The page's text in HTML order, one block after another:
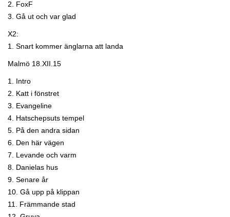
2. FoxF
3. Gå ut och var glad
X2:
1. Snart kommer änglarna att landa
Malmö 18.XII.15
1. Intro
2. Katt i fönstret
3. Evangeline
4. Hatschepsuts tempel
5. På den andra sidan
6. Den här vägen
7. Levande och varm
8. Danielas hus
9. Senare år
10. Gå upp på klippan
11. Främmande stad